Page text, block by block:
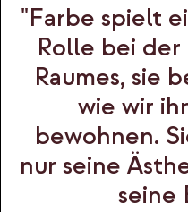
"Farbe spielt
Rolle bei
Raumes, sie
wie wir
bewohnen.
nur seine
seine